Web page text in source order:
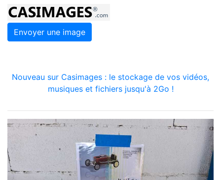
Envoyer une image
Nouveau sur Casimages : le stockage de vos vidéos,
musiques et fichiers jusqu'à 2Go !